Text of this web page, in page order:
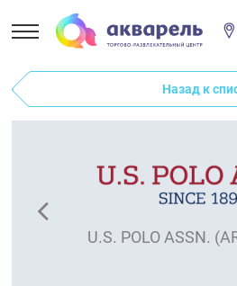
Назад к
U.S. POLO ASSN.